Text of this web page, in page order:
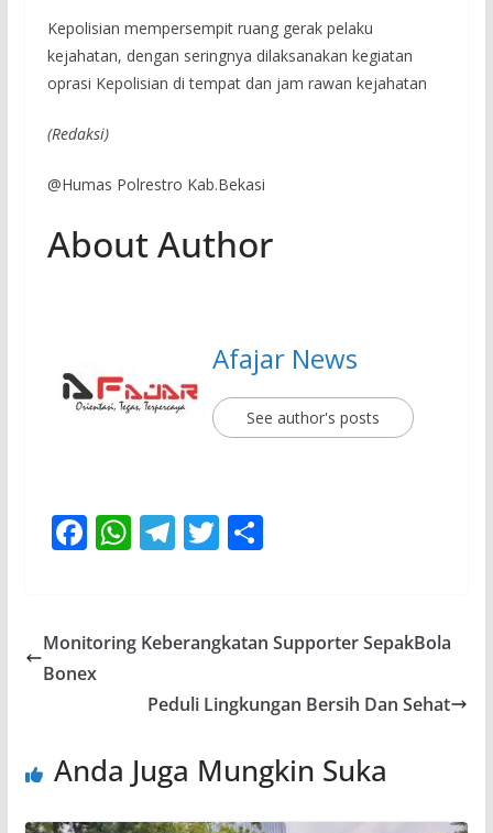
Kepolisian mempersempit ruang gerak pelaku
kejahatan, dengan seringnya dilaksanakan kegiatan
oprasi Kepolisian di tempat dan jam rawan kejahatan
(Redaksi)
@Humas Polrestro Kab.Bekasi
About Author
Afajar News
See author's posts
F
b
o
W
s
p
T
gr
m
T
er
S
e
Monitoring Keberangkatan Supporter SepakBola
Bonex
Peduli Lingkungan Bersih Dan Sehat
Anda Juga Mungkin Suka